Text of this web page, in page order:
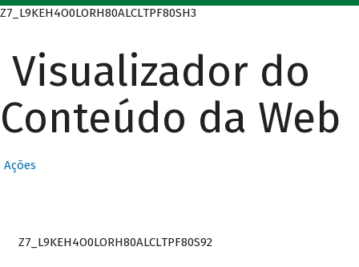
Z7_L9KEH4O0LORH80ALCLTPF80SH3
Visualizador do
Conteúdo da Web
Ações
Z7_L9KEH4O0LORH80ALCLTPF80S92